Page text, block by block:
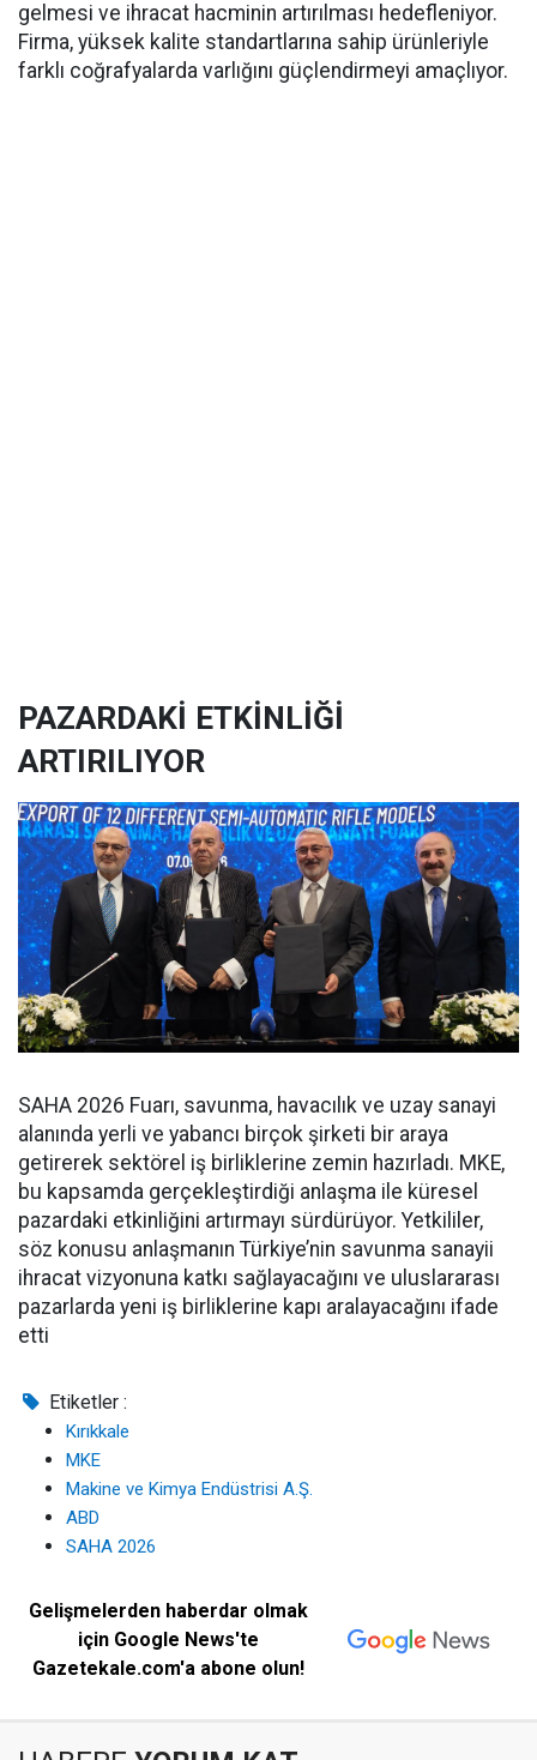
gelmesi ve ihracat hacminin artırılması hedefleniyor.
Firma, yüksek kalite standartlarına sahip ürünleriyle
farklı coğrafyalarda varlığını güçlendirmeyi amaçlıyor.
PAZARDAKİ ETKİNLİĞİ
ARTIRILIYOR
SAHA 2026 Fuarı, savunma, havacılık ve uzay sanayi
alanında yerli ve yabancı birçok şirketi bir araya
getirerek sektörel iş birliklerine zemin hazırladı. MKE,
bu kapsamda gerçekleştirdiği anlaşma ile küresel
pazardaki etkinliğini artırmayı sürdürüyor. Yetkililer,
söz konusu anlaşmanın Türkiye’nin savunma sanayii
ihracat vizyonuna katkı sağlayacağını ve uluslararası
pazarlarda yeni iş birliklerine kapı aralayacağını ifade
etti
Etiketler :
Kırıkkale
MKE
Makine ve Kimya Endüstrisi A.Ş.
ABD
SAHA 2026
Gelişmelerden haberdar olmak
için Google News'te
Gazetekale.com'a abone olun!